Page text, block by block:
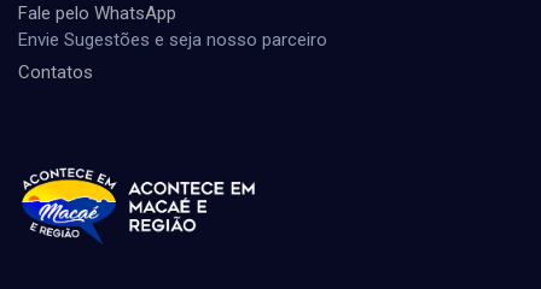
Fale pelo WhatsApp
Envie Sugestões e seja nosso parceiro
Contatos